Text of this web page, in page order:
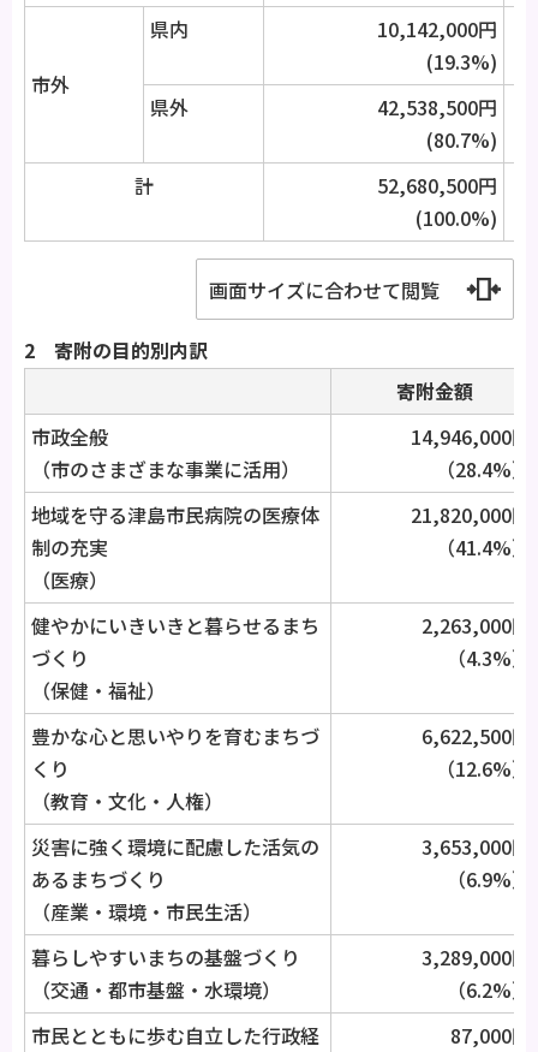
市外
県内
10,142,000円
(19.3%)
県外
42,538,500円
(80.7%)
計
52,680,500円
(100.0%)
画面サイズに合わせて閲覧
2 寄附の目的別内訳
寄附金額
市政全般
（市のさまざまな事業に活用）
14,946,000円
（28.4%）
地域を守る津島市民病院の医療体
制の充実
（医療）
21,820,000円
（41.4%）
健やかにいきいきと暮らせるまち
づくり
（保健・福祉）
2,263,000円
（4.3%）
豊かな心と思いやりを育むまちづ
くり
（教育・文化・人権）
6,622,500円
（12.6%）
災害に強く環境に配慮した活気の
あるまちづくり
（産業・環境・市民生活）
3,653,000円
（6.9%）
暮らしやすいまちの基盤づくり
（交通・都市基盤・水環境）
3,289,000円
（6.2%）
市民とともに歩む自立した行政経
87,000円